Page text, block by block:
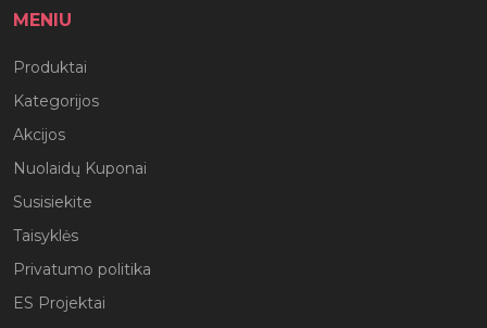
MENIU
Produktai
Kategorijos
Akcijos
Nuolaidų Kuponai
Susisiekite
Taisyklės
Privatumo politika
ES Projektai